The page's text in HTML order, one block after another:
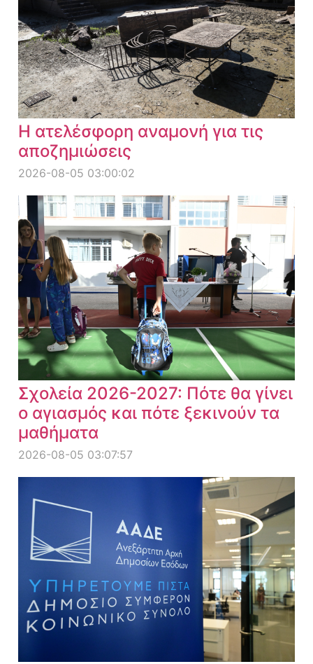
Η ατελέσφορη αναμονή για τις
αποζημιώσεις
2026-08-05 03:00:02
Σχολεία 2026-2027: Πότε θα γίνει
ο αγιασμός και πότε ξεκινούν τα
μαθήματα
2026-08-05 03:07:57